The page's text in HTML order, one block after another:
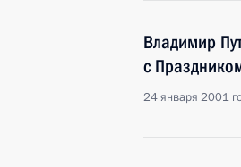
Владимир
с
24 января 2001